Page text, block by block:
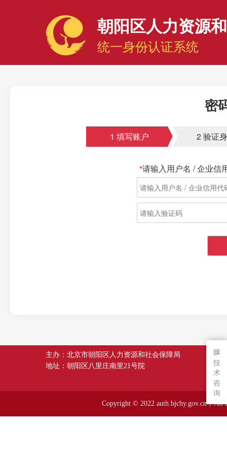
朝阳区人力资源
统一身份认证系统
密
1 填写账户 2 验证
*请输入用户名 / 企业信
主办：北京市朝阳区人力资源和社会保障局
地址：朝阳区八里庄南里21号院
Copyright © 2022 auth.bjchy.gov.cn，
技
术
咨
询